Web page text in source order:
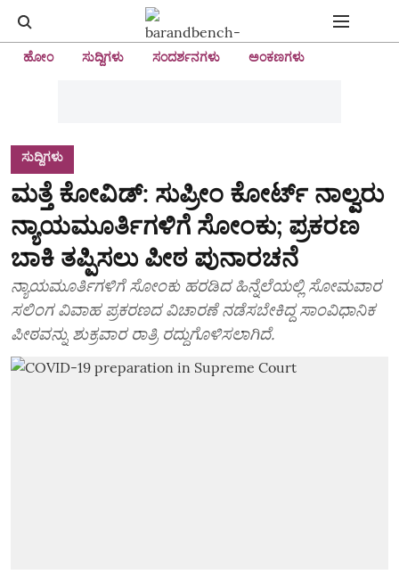
ಹೋಂ ಸುದ್ದಿಗಳು ಸಂದರ್ಶನಗಳು ಅಂಕಣಗಳು
ಸುದ್ದಿಗಳು
ಮತ್ತೆ ಕೋವಿಡ್: ಸುಪ್ರೀಂ ಕೋರ್ಟ್ ನಾಲ್ವರು
ನ್ಯಾಯಮೂರ್ತಿಗಳಿಗೆ ಸೋಂಕು; ಪ್ರಕರಣ
ಬಾಕಿ ತಪ್ಪಿಸಲು ಪೀಠ ಪುನಾರಚನೆ
ನ್ಯಾಯಮೂರ್ತಿಗಳಿಗೆ ಸೋಂಕು ಹರಡಿದ ಹಿನ್ನೆಲೆಯಲ್ಲಿ ಸೋಮವಾರ
ಸಲಿಂಗ ವಿವಾಹ ಪ್ರಕರಣದ ವಿಚಾರಣೆ ನಡೆಸಬೇಕಿದ್ದ ಸಾಂವಿಧಾನಿಕ
ಪೀಠವನ್ನು ಶುಕ್ರವಾರ ರಾತ್ರಿ ರದ್ದುಗೊಳಿಸಲಾಗಿದೆ.